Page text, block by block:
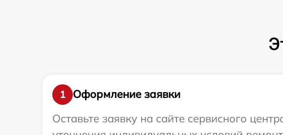
1
Оформление заявки
Оставьте заявку на сайте сервисного